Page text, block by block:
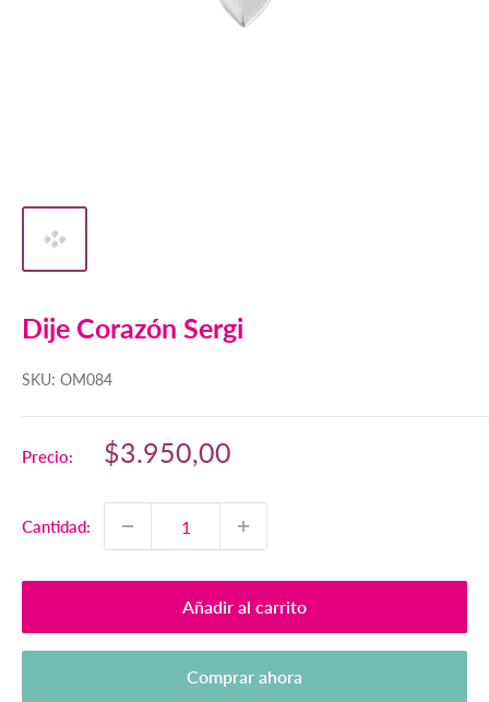
Dije Corazón Sergi
SKU: OM084
Precio:
Precio
venta
$3.950,00
Cantidad:
Añadir al carrito
Comprar ahora